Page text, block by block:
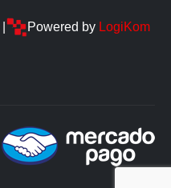
Powered by LogiKom